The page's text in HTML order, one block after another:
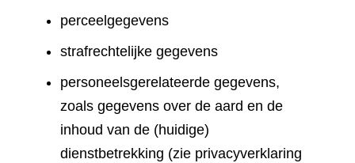
perceelgegevens
strafrechtelijke gegevens
personeelsgerelateerde gegevens,
zoals gegevens over de aard en de
inhoud van de (huidige)
dienstbetrekking (zie privacyverklaring